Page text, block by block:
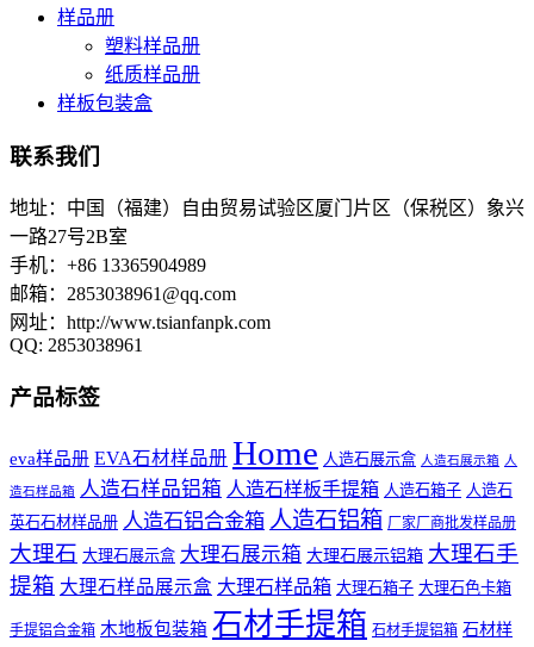
样品册
塑料样品册
纸质样品册
样板包装盒
联系我们
地址：中国（福建）自由贸易试验区厦门片区（保税区）象兴
一路27号2B室
手机：+86 13365904989
邮箱： 2853038961@qq.com
网址：http://www.tsianfanpk.com
QQ: 2853038961
产品标签
eva样品册 EVA石材样品册 Home 人造石展示盒 人造石展示箱 人
造石样品箱 人造石样品铝箱 人造石样板手提箱 人造石箱子 人造石
英石石材样品册 人造石铝合金箱 人造石铝箱 厂家厂商批发样品册
大理石 大理石展示盒 大理石展示箱 大理石展示铝箱 大理石手
提箱 大理石样品展示盒 大理石样品箱 大理石箱子 大理石色卡箱
手提铝合金箱 木地板包装箱 石材手提箱 石材手提铝箱 石材样